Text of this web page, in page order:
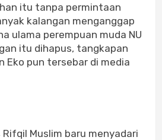
itu tanpa permintaan
kalangan menganggap
ulama perempuan muda NU
itu dihapus, tangkapan
Eko pun tersebar di media
Rifqil Muslim baru menyadari